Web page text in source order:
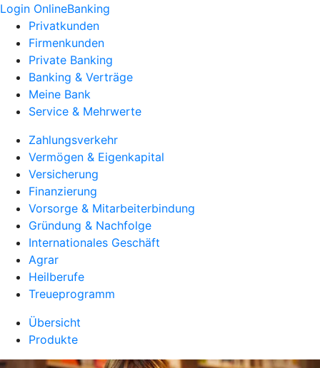
Login OnlineBanking
Privatkunden
Firmenkunden
Private Banking
Banking & Verträge
Meine Bank
Service & Mehrwerte
Zahlungsverkehr
Vermögen & Eigenkapital
Versicherung
Finanzierung
Vorsorge & Mitarbeiterbindung
Gründung & Nachfolge
Internationales Geschäft
Agrar
Heilberufe
Treueprogramm
Übersicht
Produkte